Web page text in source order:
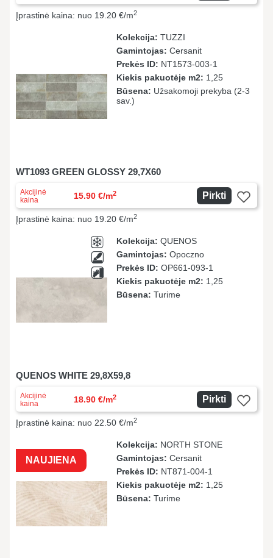
Įprastinė kaina: nuo 19.20 €/m2
Kolekcija: TUZZI
Gamintojas: Cersanit
Prekės ID: NT1573-003-1
Kiekis pakuotėje m2: 1,25
Būsena: Užsakomoji prekyba (2-3
sav.)
WT1093 GREEN GLOSSY 29,7X60
Akcijinė
kaina
15.90 €/m2 Pirkti
Įprastinė kaina: nuo 19.20 €/m2
Kolekcija: QUENOS
Gamintojas: Opoczno
Prekės ID: OP661-093-1
Kiekis pakuotėje m2: 1,25
Būsena: Turime
QUENOS WHITE 29,8X59,8
Akcijinė
kaina
18.90 €/m2 Pirkti
Įprastinė kaina: nuo 22.50 €/m2
NAUJIENA
Kolekcija: NORTH STONE
Gamintojas: Cersanit
Prekės ID: NT871-004-1
Kiekis pakuotėje m2: 1,25
Būsena: Turime